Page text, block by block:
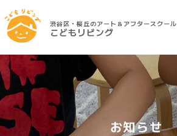
渋谷区・桜丘のアート＆アフタースクール
こどもリビング
お知らせ